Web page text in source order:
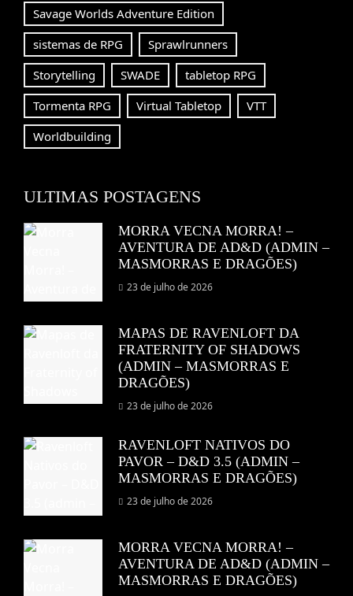
Savage Worlds Adventure Edition
sistemas de RPG
Sprawlrunners
Storytelling
SWADE
tabletop RPG
Tormenta RPG
Virtual Tabletop
VTT
Worldbuilding
ULTIMAS POSTAGENS
MORRA VECNA MORRA! –
AVENTURA DE AD&D (ADMIN –
MASMORRAS E DRAGÕES)
23 de julho de 2026
MAPAS DE RAVENLOFT DA
FRATERNITY OF SHADOWS
(ADMIN – MASMORRAS E
DRAGÕES)
23 de julho de 2026
RAVENLOFT NATIVOS DO
PAVOR – D&D 3.5 (ADMIN –
MASMORRAS E DRAGÕES)
23 de julho de 2026
MORRA VECNA MORRA! –
AVENTURA DE AD&D (ADMIN –
MASMORRAS E DRAGÕES)